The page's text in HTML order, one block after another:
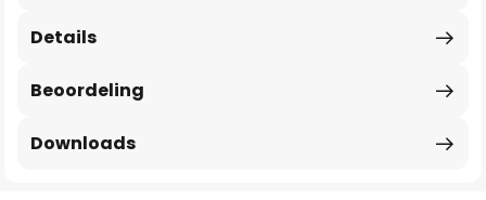
Details
Beoordeling
Downloads